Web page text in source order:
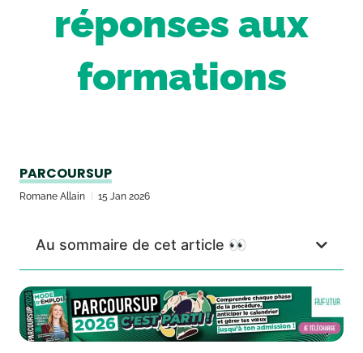
réponses aux
formations
PARCOURSUP
Romane Allain 15 Jan 2026
Au sommaire de cet article 👀